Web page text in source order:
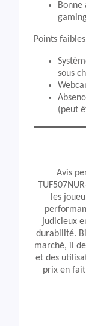
Points
sous
(peut
Avis
les
judicieux
durabilité.
marché, il
et des
prix en